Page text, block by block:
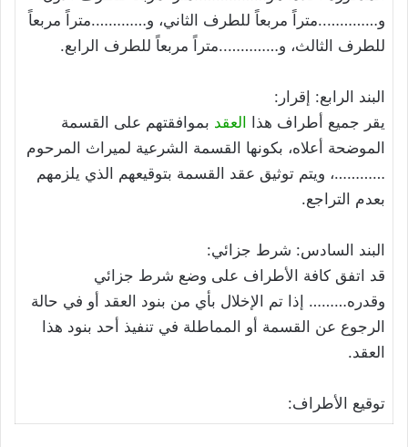
و…………..متراً مربعاً للطرف الثاني، و………….متراً مربعاً
للطرف الثالث، و…………..متراً مربعاً للطرف الرابع.
البند الرابع: إقرار:
يقر جميع أطراف هذا العقد بموافقتهم على القسمة
الموضحة أعلاه، بكونها القسمة الشرعية لميراث المرحوم
…………، ويتم توثيق عقد القسمة بتوقيعهم الذي يلزمهم
بعدم التراجع.
البند السادس: شرط جزائي:
قد اتفق كافة الأطراف على وضع شرط جزائي
وقدره……… إذا تم الإخلال بأي من بنود العقد أو في حالة
الرجوع عن القسمة أو المماطلة في تنفيذ أحد بنود هذا
العقد.
توقيع الأطراف: